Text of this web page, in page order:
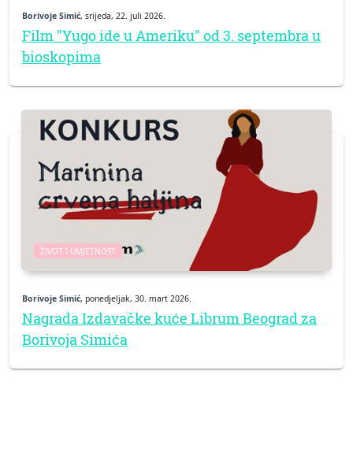
Borivoje Simić, srijeda, 22. juli 2026.
Film "Yugo ide u Ameriku" od 3. septembra u
bioskopima
ŽIVOT I UMJETNOST
Borivoje Simić, ponedjeljak, 30. mart 2026.
Nagrada Izdavačke kuće Librum Beograd za
Borivoja Simića